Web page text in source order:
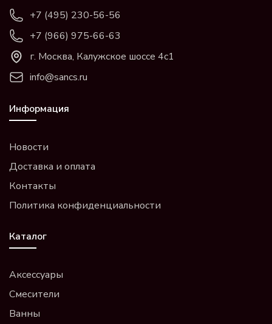
+7 (495) 230-56-56
+7 (966) 975-66-63
г. Москва, Калужское шоссе 4с1
info@sancs.ru
Информация
Новости
Доставка и оплата
Контакты
Политика конфиденциальности
Каталог
Аксессуары
Смесители
Ванны